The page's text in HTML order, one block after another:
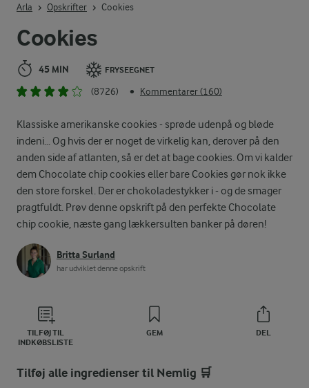
Cookies
45 MIN FRYSEEGNET
(8726) • Kommentarer (160)
Klassiske amerikanske cookies - sprøde udenpå og bløde
indeni... Og hvis der er noget de virkelig kan, derover på den
anden side af atlanten, så er det at bage cookies. Om vi kalder
dem Chocolate chip cookies eller bare Cookies gør nok ikke
den store forskel. Der er chokoladestykker i - og de smager
pragtfuldt. Prøv denne opskrift på den perfekte Chocolate
chip cookie, næste gang lækkersulten banker på døren!
Britta Surland
har udviklet denne opskrift
TILFØJ TIL
INDKØBSLISTE
GEM DEL
Arla Opskrifter Cookies
Tilføj alle ingredienser til Nemlig 🛒